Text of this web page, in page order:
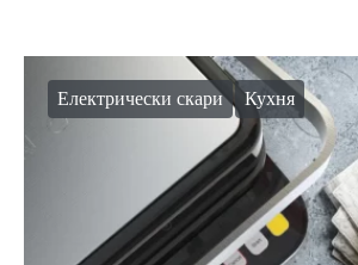
Електрически скари Кухня